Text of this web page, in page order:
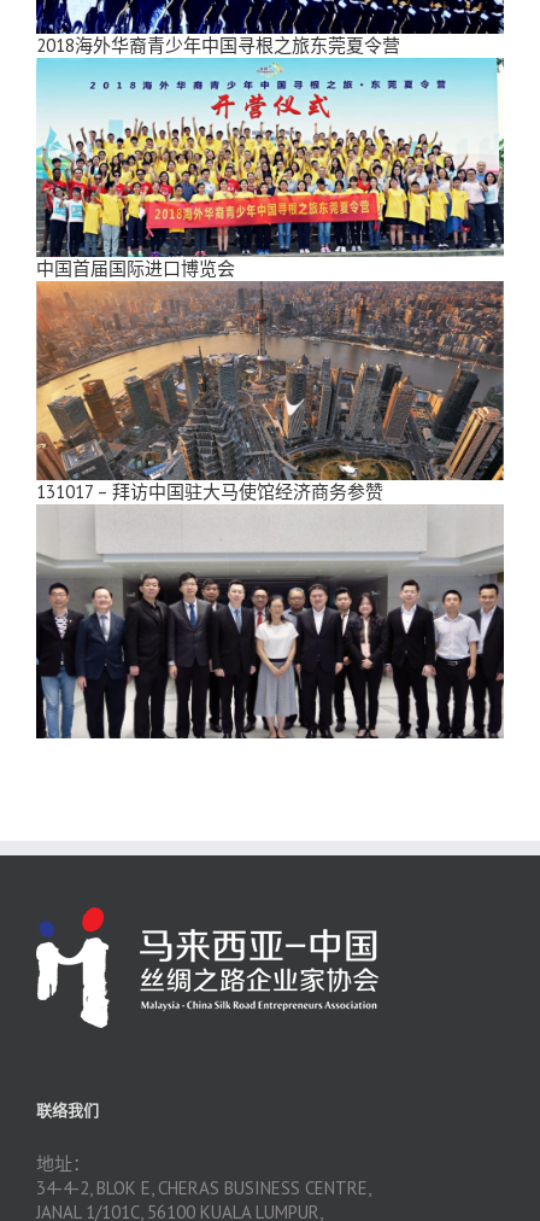
2018海外华裔青少年中国寻根之旅东莞夏令营
中国首届国际进口博览会
131017 – 拜访中国驻大马使馆经济商务参赞
联络我们
地址：
34-4-2, BLOK E, CHERAS BUSINESS CENTRE,
JANAL 1/101C, 56100 KUALA LUMPUR,